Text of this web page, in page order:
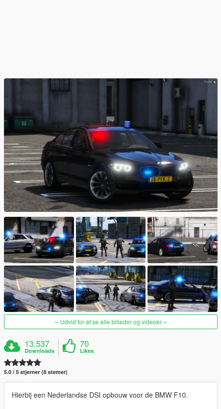
Udvid for at se alle billeder og videoer
13.537
Downloads
70
Likes
5.0 / 5 stjerner (8 stemer)
Hierbij een Nederlandse DSI opbouw voor de BMW F10.